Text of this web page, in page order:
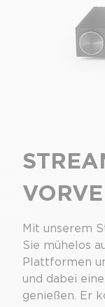
Mit unserem
Sie mühelos
Plattformen
und dabei
genießen. Er